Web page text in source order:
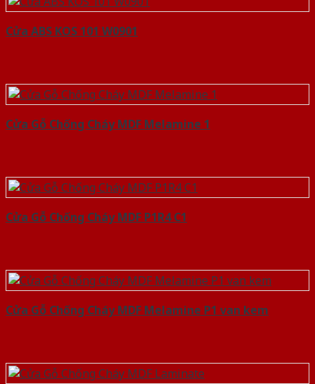
Cửa ABS KOS 101 W0901
Cửa Gỗ Chống Cháy MDF Melamine 1
Cửa Gỗ Chống Cháy MDF P1R4 C1
Cửa Gỗ Chống Cháy MDF Melamine P1 van kem